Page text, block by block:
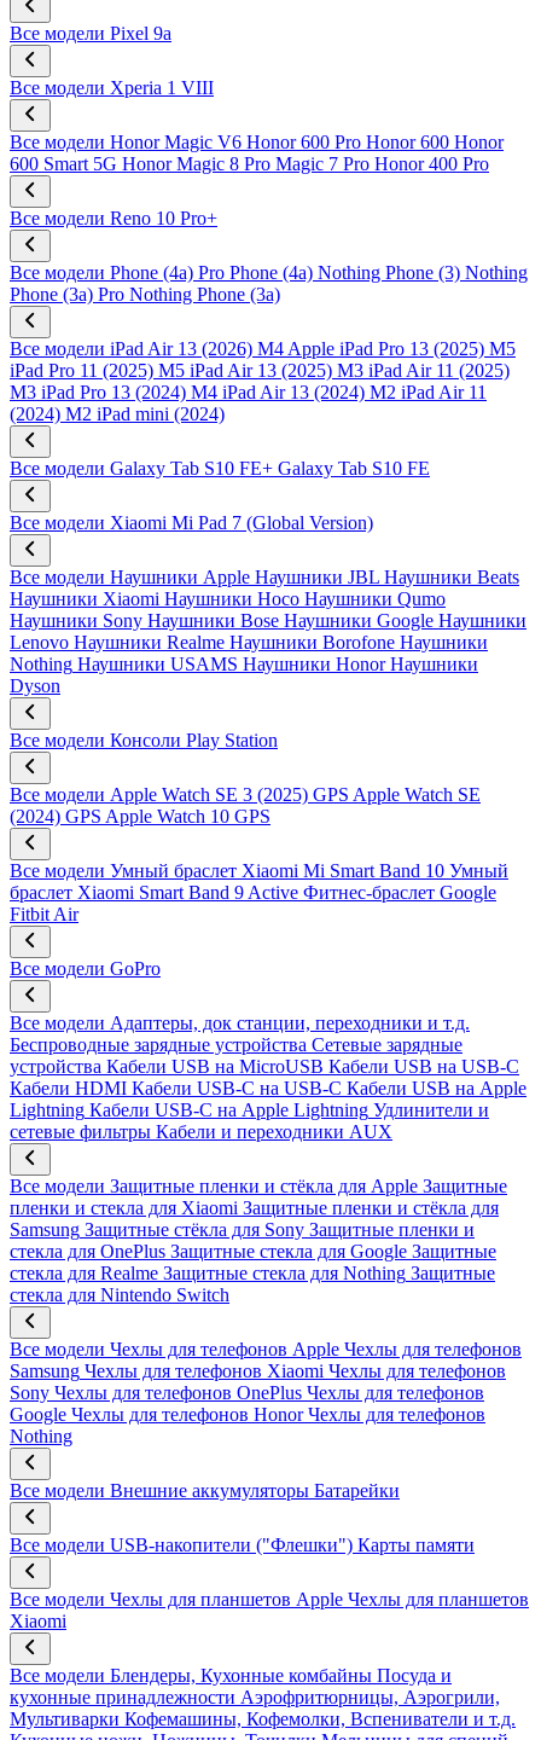
Все модели Pixel 9a
Все модели Xperia 1 VIII
Все модели Honor Magic V6 Honor 600 Pro Honor 600 Honor
600 Smart 5G Honor Magic 8 Pro Magic 7 Pro Honor 400 Pro
Все модели Reno 10 Pro+
Все модели Phone (4a) Pro Phone (4a) Nothing Phone (3) Nothing
Phone (3a) Pro Nothing Phone (3a)
Все модели iPad Air 13 (2026) M4 Apple iPad Pro 13 (2025) M5
iPad Pro 11 (2025) M5 iPad Air 13 (2025) M3 iPad Air 11 (2025)
M3 iPad Pro 13 (2024) M4 iPad Air 13 (2024) M2 iPad Air 11
(2024) M2 iPad mini (2024)
Все модели Galaxy Tab S10 FE+ Galaxy Tab S10 FE
Все модели Xiaomi Mi Pad 7 (Global Version)
Все модели Наушники Apple Наушники JBL Наушники Beats
Наушники Xiaomi Наушники Hoco Наушники Qumo
Наушники Sony Наушники Bose Наушники Google Наушники
Lenovo Наушники Realme Наушники Borofone Наушники
Nothing Наушники USAMS Наушники Honor Наушники
Dyson
Все модели Консоли Play Station
Все модели Apple Watch SE 3 (2025) GPS Apple Watch SE
(2024) GPS Apple Watch 10 GPS
Все модели Умный браслет Xiaomi Mi Smart Band 10 Умный
браслет Xiaomi Smart Band 9 Active Фитнес-браслет Google
Fitbit Air
Все модели GoPro
Все модели Адаптеры, док станции, переходники и т.д.
Беспроводные зарядные устройства Сетевые зарядные
устройства Кабели USB на MicroUSB Кабели USB на USB-C
Кабели HDMI Кабели USB-C на USB-C Кабели USB на Apple
Lightning Кабели USB-C на Apple Lightning Удлинители и
сетевые фильтры Кабели и переходники AUX
Все модели Защитные пленки и стёкла для Apple Защитные
пленки и стекла для Xiaomi Защитные пленки и стёкла для
Samsung Защитные стёкла для Sony Защитные пленки и
стекла для OnePlus Защитные стекла для Google Защитные
стекла для Realme Защитные стекла для Nothing Защитные
стекла для Nintendo Switch
Все модели Чехлы для телефонов Apple Чехлы для телефонов
Samsung Чехлы для телефонов Xiaomi Чехлы для телефонов
Sony Чехлы для телефонов OnePlus Чехлы для телефонов
Google Чехлы для телефонов Honor Чехлы для телефонов
Nothing
Все модели Внешние аккумуляторы Батарейки
Все модели USB-накопители ("Флешки") Карты памяти
Все модели Чехлы для планшетов Apple Чехлы для планшетов
Xiaomi
Все модели Блендеры, Кухонные комбайны Посуда и
кухонные принадлежности Аэрофритюрницы, Аэрогрили,
Мультиварки Кофемашины, Кофемолки, Вспениватели и т.д.